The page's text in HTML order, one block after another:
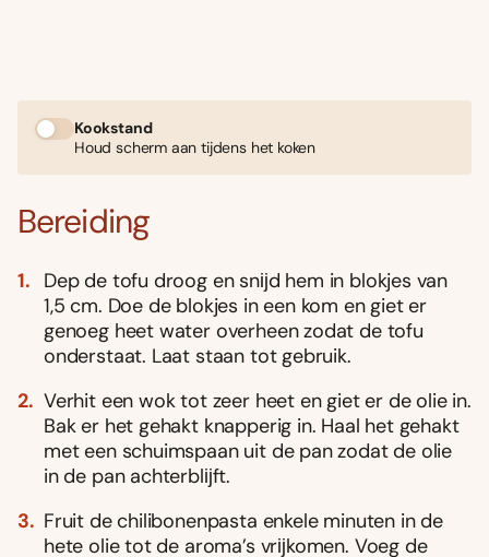
Kookstand
Houd scherm aan tijdens het koken
Bereiding
Dep de tofu droog en snĳd hem in blokjes van
1,5 cm. Doe de blokjes in een kom en giet er
genoeg heet water overheen zodat de tofu
onderstaat. Laat staan tot gebruik.
Verhit een wok tot zeer heet en giet er de olie in.
Bak er het gehakt knapperig in. Haal het gehakt
met een schuimspaan uit de pan zodat de olie
in de pan achterblĳft.
Fruit de chilibonenpasta enkele minuten in de
hete olie tot de aroma’s vrĳkomen. Voeg de